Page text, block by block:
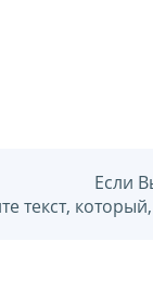
Если
текст,